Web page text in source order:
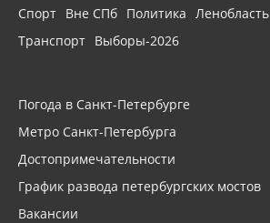
Спорт Вне СПб Политика Ленобласть
Транспорт Выборы-2026
Погода в Санкт-Петербурге
Метро Санкт-Петербурга
Достопримечательности
График развода петербургских мостов
Вакансии